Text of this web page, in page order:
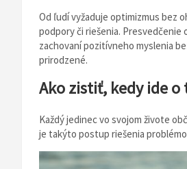
Od ľudí vyžaduje optimizmus bez
podpory či riešenia. Presvedčenie
zachovaní pozitívneho myslenia
prirodzené.
Ako zistiť, kedy ide
Každý jedinec vo svojom živote
je takýto postup riešenia